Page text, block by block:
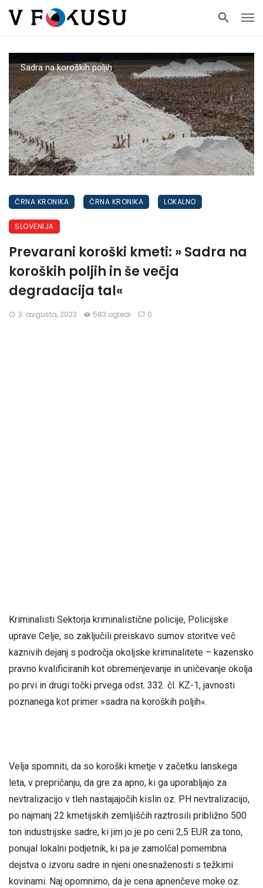
Sadra na koroških poljih
ČRNA KRONIKA ČRNA KRONIKA LOKALNO
SLOVENIJA
Prevarani koroški kmeti: » Sadra na
koroških poljih in še večja
degradacija tal«
3. avgusta, 2023 583 ogledi 0
Kriminalisti Sektorja kriminalistične policije, Policijske
uprave Celje, so zaključili preiskavo sumov storitve več
kaznivih dejanj s področja okoljske kriminalitete – kazensko
pravno kvalificiranih kot obremenjevanje in uničevanje okolja
po prvi in drugi točki prvega odst. 332. čl. KZ-1, javnosti
poznanega kot primer »sadra na koroških poljih«.
Velja spomniti, da so koroški kmetje v začetku lanskega
leta, v prepričanju, da gre za apno, ki ga uporabljajo za
nevtralizacijo v tleh nastajajočih kislin oz. PH nevtralizacijo,
po najmanj 22 kmetijskih zemljiščih raztrosili približno 500
ton industrijske sadre, ki jim jo je po ceni 2,5 EUR za tono,
ponujal lokalni podjetnik, ki pa je zamolčal pomembna
dejstva o izvoru sadre in njeni onesnaženosti s težkimi
kovinami. Naj opomnimo, da je cena apnenčeve moke oz.